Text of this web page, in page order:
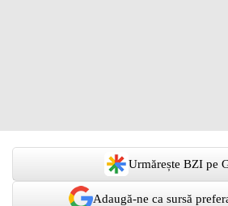
Urmărește BZI pe
Adaugă-ne ca sursă